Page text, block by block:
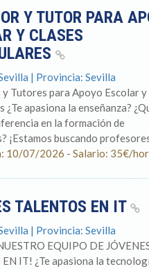
Y TUTOR PARA
Y CLASES
| Provincia: Sevilla
Tutores para Apoyo Escolar y
¿Te apasiona la enseñanza?
en la formación de
¡Estamos buscando
10/07/2026 - Salario: 35€/
TALENTOS EN IT
| Provincia: Sevilla
EQUIPO DE
EN IT! ¿Te apasiona la